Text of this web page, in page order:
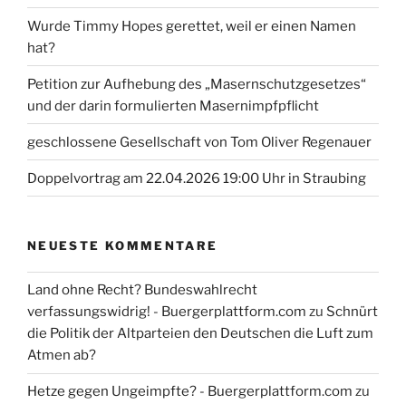
Wurde Timmy Hopes gerettet, weil er einen Namen
hat?
Petition zur Aufhebung des „Masernschutzgesetzes“
und der darin formulierten Masernimpfpflicht
geschlossene Gesellschaft von Tom Oliver Regenauer
Doppelvortrag am 22.04.2026 19:00 Uhr in Straubing
NEUESTE KOMMENTARE
Land ohne Recht? Bundeswahlrecht
verfassungswidrig! - Buergerplattform.com zu Schnürt
die Politik der Altparteien den Deutschen die Luft zum
Atmen ab?
Hetze gegen Ungeimpfte? - Buergerplattform.com zu